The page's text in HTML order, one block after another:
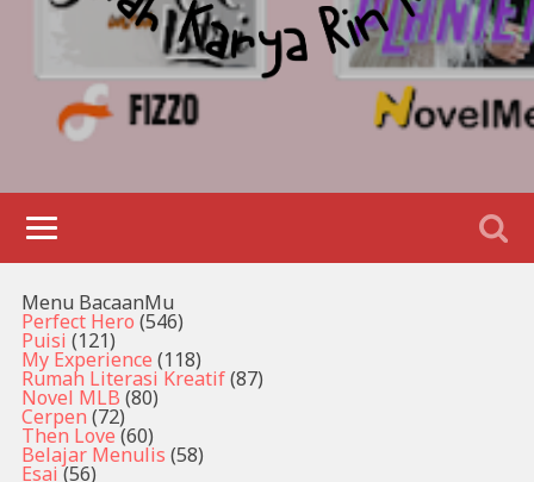
Menu BacaanMu
Perfect Hero (546)
Puisi (121)
My Experience (118)
Rumah Literasi Kreatif(87)
Novel MLB (80)
Cerpen (72)
Then Love (60)
Belajar Menulis (58)
Esai (56)